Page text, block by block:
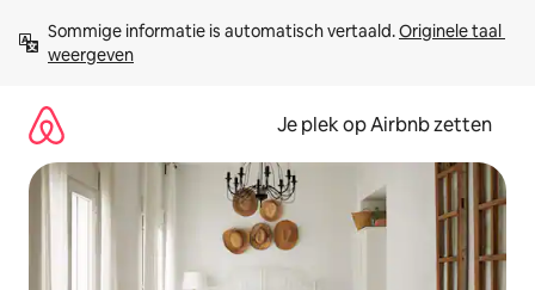
direct
naar
Sommige informatie is automatisch vertaald. Originele taal
weergeven
Je plek op Airbnb zetten